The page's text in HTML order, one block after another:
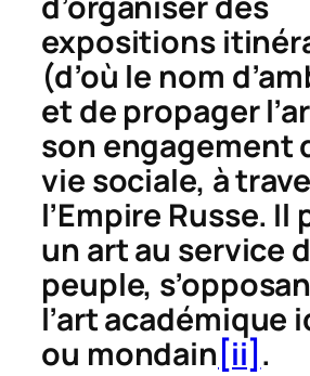
expositions
(d’où le nom
et de propager
son engagement
vie sociale, à
l’Empire Russe.
un art au service
peuple,
l’art académique
ou mondain [ii] .